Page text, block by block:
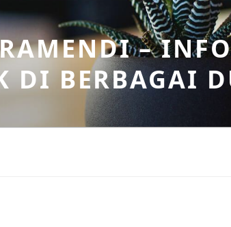
–
DI BERBAGAI